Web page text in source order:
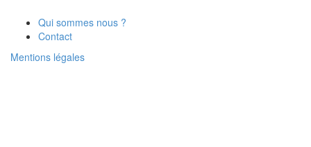
Qui sommes nous ?
Contact
Mentions légales